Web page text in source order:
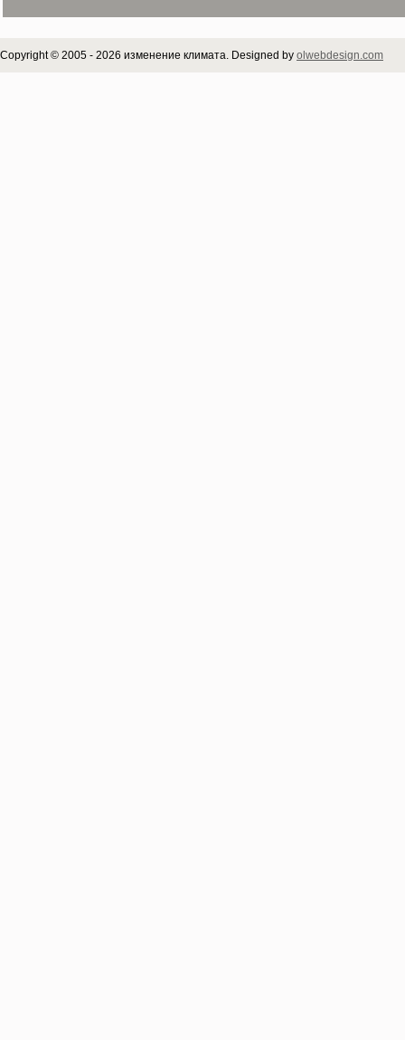
Copyright © 2005 - 2026 изменение климата. Designed by olwebdesign.com